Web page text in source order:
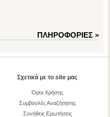
ΠΛΗΡΟΦΟΡΙΕΣ »
Σχετικά με το site μας
Όροι Χρήσης
Συμβουλές Αναζήτησης
Συνήθεις Ερωτήσεις